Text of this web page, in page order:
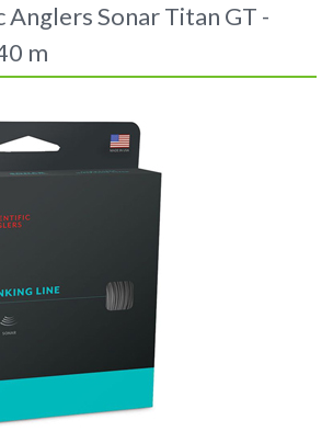
Anglers Sonar Titan GT -
m